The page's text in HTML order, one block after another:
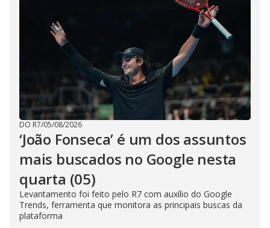
DO R7/05/08/2026
‘João Fonseca’ é um dos assuntos
mais buscados no Google nesta
quarta (05)
Levantamento foi feito pelo R7 com auxílio do Google
Trends, ferramenta que monitora as principais buscas da
plataforma